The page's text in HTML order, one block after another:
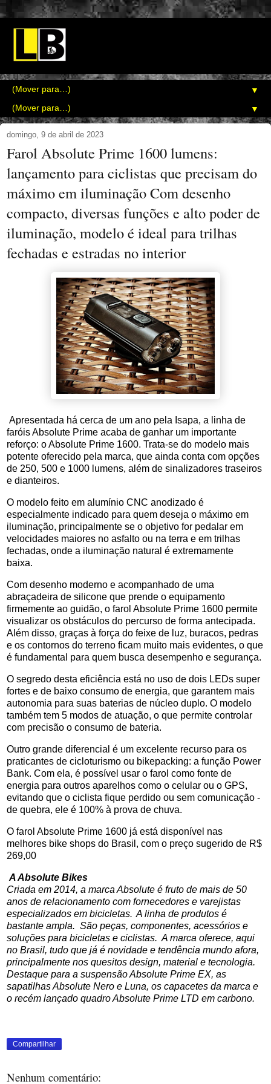
▼
▼
domingo, 9 de abril de 2023
Farol Absolute Prime 1600 lumens:
lançamento para ciclistas que precisam do
máximo em iluminação Com desenho
compacto, diversas funções e alto poder de
iluminação, modelo é ideal para trilhas
fechadas e estradas no interior
Apresentada há cerca de um ano pela Isapa, a linha de
faróis Absolute Prime acaba de ganhar um importante
reforço: o Absolute Prime 1600. Trata-se do modelo mais
potente oferecido pela marca, que ainda conta com opções
de 250, 500 e 1000 lumens, além de sinalizadores traseiros
e dianteiros.
O modelo feito em alumínio CNC anodizado é
especialmente indicado para quem deseja o máximo em
iluminação, principalmente se o objetivo for pedalar em
velocidades maiores no asfalto ou na terra e em trilhas
fechadas, onde a iluminação natural é extremamente
baixa.
Com desenho moderno e acompanhado de uma
abraçadeira de silicone que prende o equipamento
firmemente ao guidão, o farol Absolute Prime 1600 permite
visualizar os obstáculos do percurso de forma antecipada.
Além disso, graças à força do feixe de luz, buracos, pedras
e os contornos do terreno ficam muito mais evidentes, o que
é fundamental para quem busca desempenho e segurança.
O segredo desta eficiência está no uso de dois LEDs super
fortes e de baixo consumo de energia, que garantem mais
autonomia para suas baterias de núcleo duplo. O modelo
também tem 5 modos de atuação, o que permite controlar
com precisão o consumo de bateria.
Outro grande diferencial é um excelente recurso para os
praticantes de cicloturismo ou bikepacking: a função Power
Bank. Com ela, é possível usar o farol como fonte de
energia para outros aparelhos como o celular ou o GPS,
evitando que o ciclista fique perdido ou sem comunicação -
de quebra, ele é 100% à prova de chuva.
O farol Absolute Prime 1600 já está disponível nas
melhores bike shops do Brasil, com o preço sugerido de R$
269,00
A Absolute Bikes
Criada em 2014, a marca Absolute é fruto de mais de 50
anos de relacionamento com fornecedores e varejistas
especializados em bicicletas. A linha de produtos é
bastante ampla. São peças, componentes, acessórios e
soluções para bicicletas e ciclistas. A marca oferece, aqui
no Brasil, tudo que já é novidade e tendência mundo afora,
principalmente nos quesitos design, material e tecnologia.
Destaque para a suspensão Absolute Prime EX, as
sapatilhas Absolute Nero e Luna, os capacetes da marca e
o recém lançado quadro Absolute Prime LTD em carbono.
Compartilhar
Nenhum comentário: